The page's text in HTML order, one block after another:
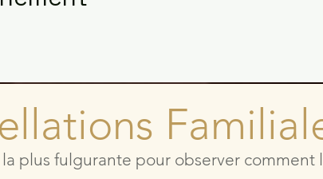
la plus fulgurante pour observer comment